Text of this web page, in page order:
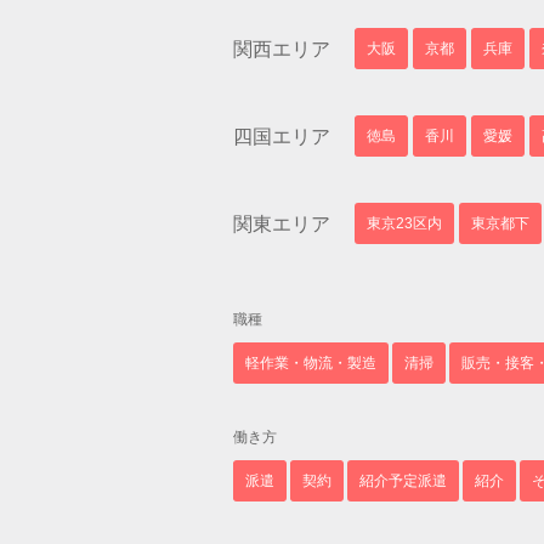
関西エリア 大阪 京都 兵庫
四国エリア 徳島 香川 愛媛
関東エリア 東京23区内 東京都下
職種
軽作業・物流・製造 清掃 販売・接客
働き方
派遣 契約 紹介予定派遣 紹介